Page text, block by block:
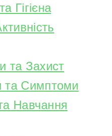
Гігієна
та Захист
та Симптоми
Навчання